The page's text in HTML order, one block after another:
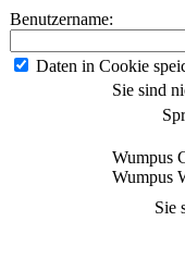
Benutzername:
Daten in Cookie
Sie sind
Wumpus
Wumpus
Sie